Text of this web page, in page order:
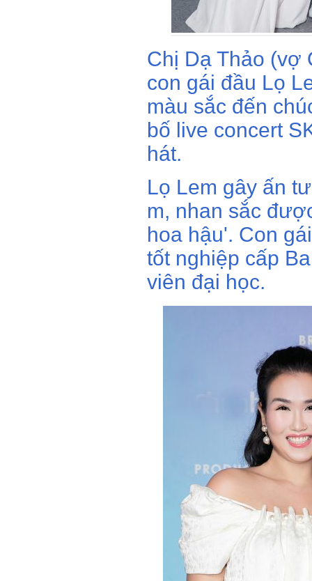
Chị Dạ Thảo (vợ
con gái đầu Lọ
màu sắc đến
bố live concert
hát.
Lọ Lem gây ấn
m, nhan sắc
hoa hậu'. Con
tốt nghiệp cấp
viên đại học.